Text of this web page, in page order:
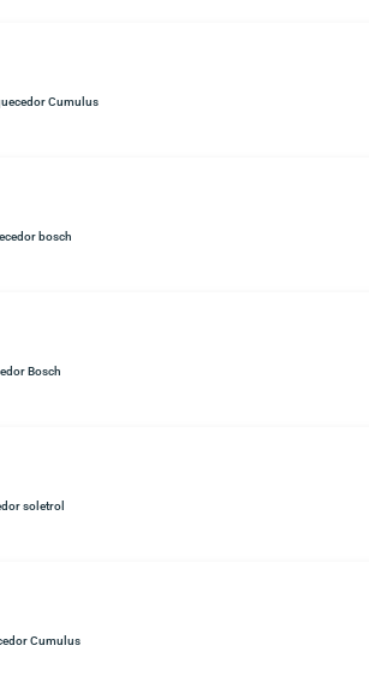
Cumulus
bosch
Bosch
soletrol
Cumulus